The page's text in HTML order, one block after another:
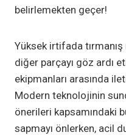
belirlemekten geçer!
Yüksek irtifada
diğer parçayı göz ardı
ekipmanları arasında
Modern teknolojinin
önerileri kapsamındaki
sapmayı önlerken, acil